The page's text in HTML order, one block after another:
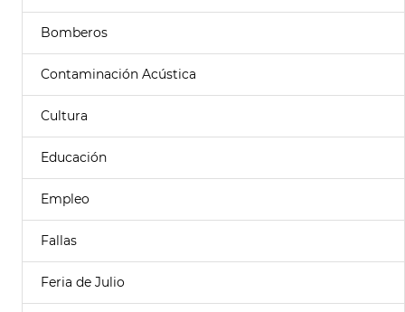
Bomberos
Contaminación Acústica
Cultura
Educación
Empleo
Fallas
Feria de Julio